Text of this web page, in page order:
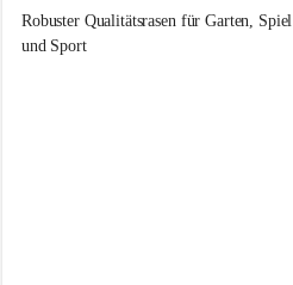
e
r
Robuster Qualitätsrasen für Garten, Spiel
und Sport